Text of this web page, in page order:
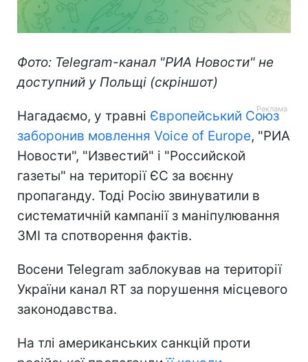
Фото: Telegram-канал "РИА Новости" не
доступний у Польщі (скріншот)
Нагадаємо, у травні Європейський Союз
заборонив мовлення Voice of Europe, "РИА
Новости", "Известий" і "Российской
газеты" на території ЄС за воєнну
пропаганду. Тоді Росію звинуватили в
систематичній кампанії з маніпулювання
ЗМІ та спотворення фактів.
Восени Telegram заблокував на території
України канал RT за порушення місцевого
законодавства.
На тлі американських санкцій проти